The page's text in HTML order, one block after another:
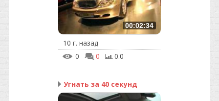
00:02:34
10 г. назад
0
0 0.0
Угнать за 40 секунд